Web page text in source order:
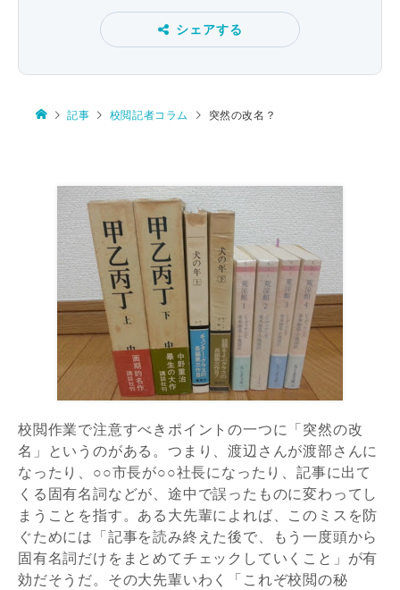
シェアする
記事 校閲記者コラム 突然の改名？
校閲作業で注意すべきポイントの一つに「突然の改
名」というのがある。つまり、渡辺さんが渡部さんに
なったり、○○市長が○○社長になったり、記事に出て
くる固有名詞などが、途中で誤ったものに変わってし
まうことを指す。ある大先輩によれば、このミスを防
ぐためには「記事を読み終えた後で、もう一度頭から
固有名詞だけをまとめてチェックしていくこと」が有
効だそうだ。その大先輩いわく「これぞ校閲の秘